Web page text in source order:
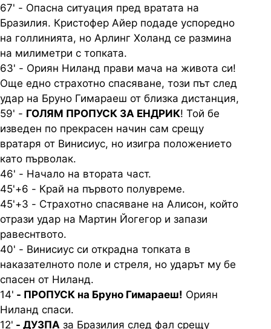
67' - Опасна ситуация пред вратата на
Бразилия. Кристофер Айер подаде успоредно
на голлинията, но Арлинг Холанд се размина
на милиметри с топката.
63' - Ориян Ниланд прави мача на живота си!
Още едно страхотно спасяване, този път след
удар на Бруно Гимараеш от близка дистанция,
59' - ГОЛЯМ ПРОПУСК ЗА ЕНДРИК! Той бе
изведен по прекрасен начин сам срещу
вратаря от Винисиус, но изигра положението
като първолак.
46' - Начало на втората част.
45'+6 - Край на първото полувреме.
45'+3 - Страхотно спасяване на Алисон, който
отрази удар на Мартин Йогегор и запази
равеснтвото.
40' - Винисиус си открадна топката в
наказателното поле и стреля, но ударът му бе
спасен от Ниланд.
14' - ПРОПУСК на Бруно Гимараеш! Ориян
Ниланд спаси.
12' - ДУЗПА за Бразилия след фал срещу